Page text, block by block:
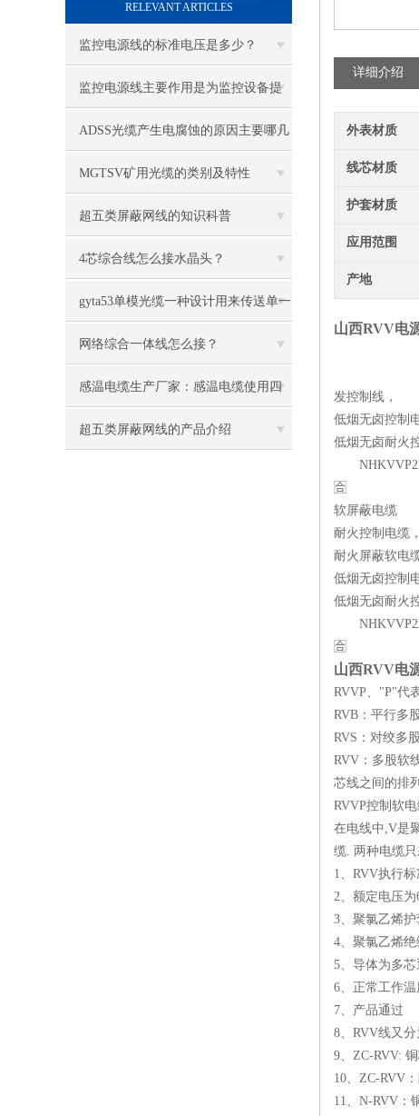
RELEVANT ARTICLES
监控电源线的标准电压是多少？
监控电源线主要作用是为监控设备提
供电源和信号传输功能
ADSS光缆产生电腐蚀的原因主要哪几
种
MGTSV矿用光缆的类别及特性
超五类屏蔽网线的知识科普
4芯综合线怎么接水晶头？
gyta53单模光缆一种设计用来传送单一
光束的光纤
网络综合一体线怎么接？
感温电缆生产厂家：感温电缆使用四
大原则说明
超五类屏蔽网线的产品介绍
详细介绍
外表材质
线芯材质
护套材质
应用范围
产地
山西RVV电
发控制线，
低烟无卤控制
低烟无卤耐
🈴 ZR
软屏蔽电缆
耐火控制电缆，
耐火屏蔽软电
低烟无卤控制
低烟无卤耐
🈴 ZR
山西RVV电
RVVP、"P"代
RVB：平行多
RVS：对绞多
RVV：多股软
芯线之间的排
RVVP控制软
在电线中,V是
缆. 两种电缆
1、RVV执行标
2、额定电压为
3、聚氯乙烯护
4、聚氯乙烯绝
5、导体为多
6、正常工作
7、产品通过
8、RVV线又
9、ZC-RVV:
10、ZC-RVV
11、N-RVV：